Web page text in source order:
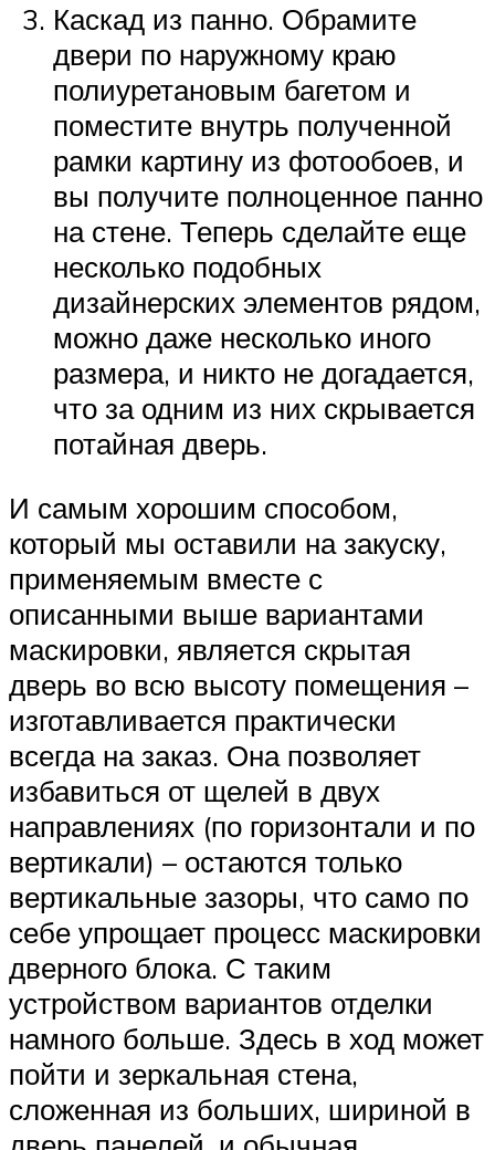
Каскад из панно. Обрамите
двери по наружному краю
полиуретановым багетом и
поместите внутрь полученной
рамки картину из фотообоев, и
вы получите полноценное панно
на стене. Теперь сделайте еще
несколько подобных
дизайнерских элементов рядом,
можно даже несколько иного
размера, и никто не догадается,
что за одним из них скрывается
потайная дверь.
И самым хорошим способом,
который мы оставили на закуску,
применяемым вместе с
описанными выше вариантами
маскировки, является скрытая
дверь во всю высоту помещения –
изготавливается практически
всегда на заказ. Она позволяет
избавиться от щелей в двух
направлениях (по горизонтали и по
вертикали) – остаются только
вертикальные зазоры, что само по
себе упрощает процесс маскировки
дверного блока. С таким
устройством вариантов отделки
намного больше. Здесь в ход может
пойти и зеркальная стена,
сложенная из больших, шириной в